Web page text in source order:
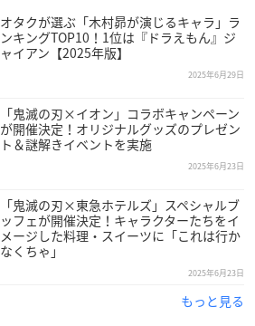
オタクが選ぶ「木村昴が演じるキャラ」ラ
ンキングTOP10！1位は『ドラえもん』ジ
ャイアン【2025年版】
2025年6月29日
「鬼滅の刃×イオン」コラボキャンペーン
が開催決定！オリジナルグッズのプレゼン
ト＆謎解きイベントを実施
2025年6月23日
「鬼滅の刃×東急ホテルズ」スペシャルブ
ッフェが開催決定！キャラクターたちをイ
メージした料理・スイーツに「これは行か
なくちゃ」
2025年6月23日
もっと見る